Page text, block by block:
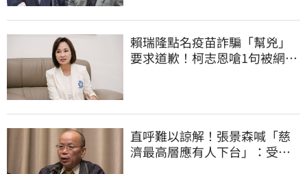
賴瑞隆點名疫苗詐騙「幫兇」
要求道歉！柯志恩嗆1句被網罵
直呼難以諒解！張景森喊「慈
濟最高層應有人下台」：受害